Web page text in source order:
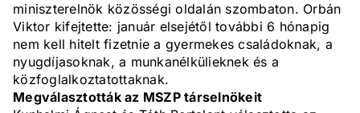
miniszterelnök közösségi oldalán szombaton. Orbán
Viktor kifejtette: január elsejétől további 6 hónapig
nem kell hitelt fizetnie a gyermekes családoknak, a
nyugdíjasoknak, a munkanélkülieknek és a
közfoglalkoztatottaknak.
Megválasztották az MSZP társelnökeit